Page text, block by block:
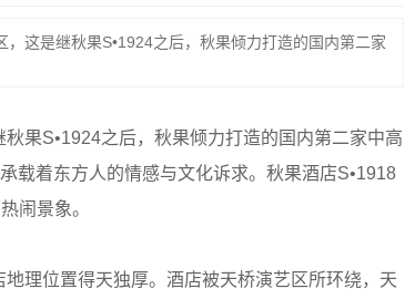
这是继秋果S•1924之后，秋果倾力打造的国内第二家
S•1924之后，秋果倾力打造的国内第二家中高
载着东方人的情感与文化诉求。秋果酒店S•1918
闹景象。
理位置得天独厚。酒店被天桥演艺区所环绕，天